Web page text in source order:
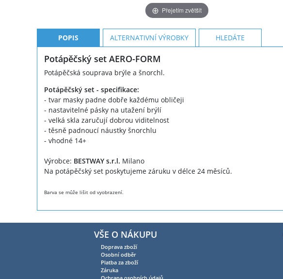
Přejetím zvětšit
POPIS ALTERNATIVNÍ VÝROBKY HLEDÁTE
Potápěčský set AERO-FORM
Potápěčská souprava brýle a šnorchl.
Potápěčský set - specifikace:
- tvar masky padne dobře každému obličeji
- nastavitelné pásky na utažení brýlí
- velká skla zaručují dobrou viditelnost
- těsně padnoucí náustky šnorchlu
- vhodné 14+
Výrobce: BESTWAY s.r.l. Milano
Na potápěčský set poskytujeme záruku v délce 24 měsíců.
Barva se může lišit od vyobrazení.
VŠE O NÁKUPU
Doprava zboží
Osobní odběr
Platba za zboží
Záruka